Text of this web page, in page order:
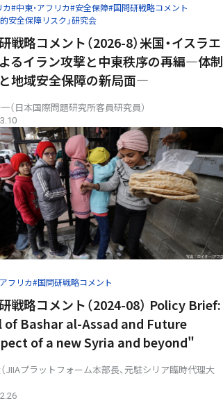
#中東・アフリカ#安全保障#国問研戦略コメント
安全保障リスク」研究会
戦略コメント（2026-8）米国・イスラエ
るイラン攻撃と中東秩序の再編―体制
地域安全保障の新局面―
（日本国際問題研究所客員研究員）
フリカ#国問研戦略コメント
戦略コメント（2024-08） Policy Brief:
of Bashar al-Assad and Future
of a new Syria and beyond"
JIIAプラットフォーム本部長、元駐シリア臨時代理大